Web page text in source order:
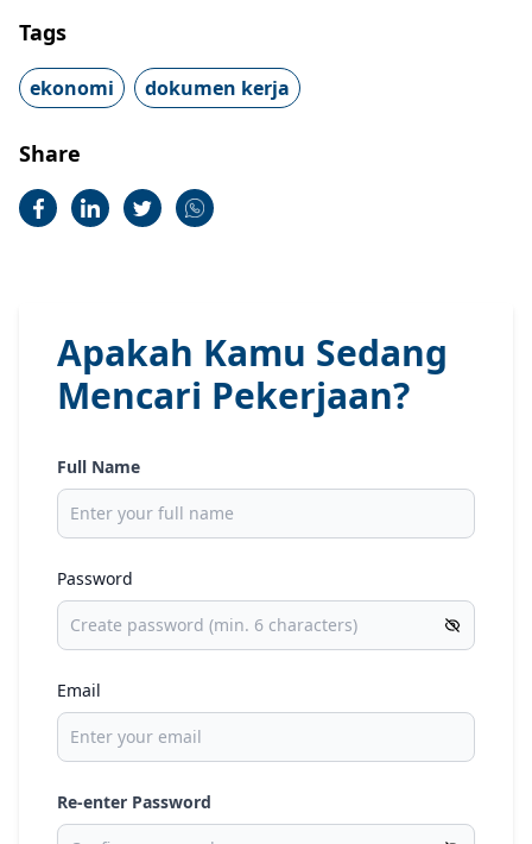
Tags
ekonomi dokumen kerja
Share
Apakah Kamu Sedang
Mencari Pekerjaan?
Full Name
Password
Email
Re-enter Password